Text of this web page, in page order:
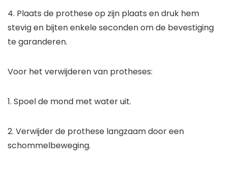
4. Plaats de prothese op zijn plaats en druk hem
stevig en bijten enkele seconden om de bevestiging
te garanderen.
Voor het verwijderen van protheses:
1. Spoel de mond met water uit.
2. Verwijder de prothese langzaam door een
schommelbeweging.